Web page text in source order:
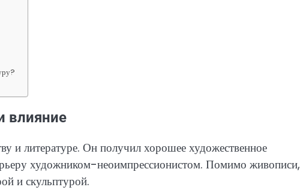
влияние
и литературе. Он получил хорошее художественное
художником-неоимпрессионистом. Помимо живописи,
и скульптурой.